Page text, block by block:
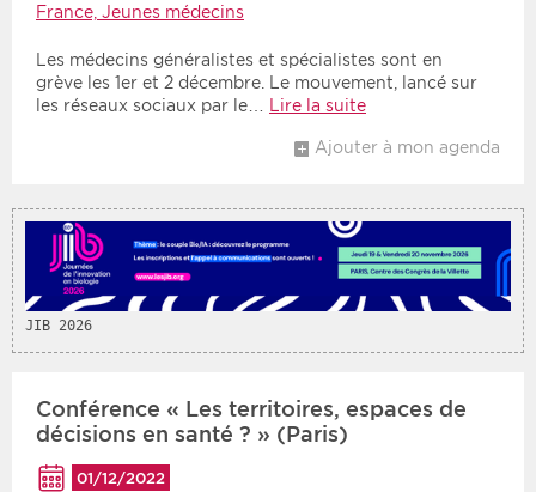
France, Jeunes médecins
Les médecins généralistes et spécialistes sont en
grève les 1er et 2 décembre. Le mouvement, lancé sur
les réseaux sociaux par le…
Lire la suite
Ajouter à mon agenda
JIB 2026
Conférence « Les territoires, espaces de
décisions en santé ? » (Paris)
01/12/2022